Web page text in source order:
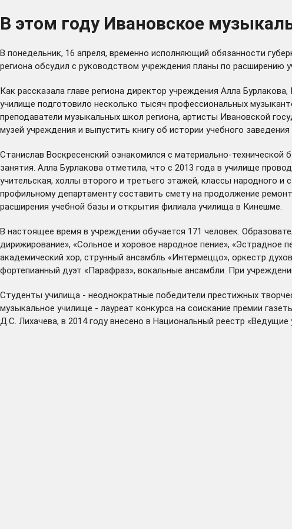
В этом году Ивановское
В понедельник, 16 апреля, временно исполняющий обязанности
региона обсудил с руководством учреждения планы по
Как рассказала главе региона директор учреждения Алла
училище подготовило несколько тысяч профессиональных
преподаватели музыкальных школ региона, артисты Ивановской
музей учреждения и выпустить книгу об истории учебного заведения
Станислав Воскресенский ознакомился с материально-
занятия. Алла Бурлакова отметила, что с 2013 года в училище
учительская, холлы второго и третьего этажей, классы народного
профильному департаменту составить смету на продолжение
расширения учебной базы и открытия филиала училища в Кинешме.
В настоящее время в учреждении обучается 171 человек.
дирижирование», «Сольное и хоровое народное пение», «Эстрадное
академический хор, струнный ансамбль «Интермеццо», оркестр
фортепианный дуэт «Парафраз», вокальные ансамбли. При
Студенты училища - неоднократные победители престижных
музыкальное училище - лауреат конкурса на соискание премии
Д.С. Лихачева, в 2014 году внесено в Национальный реестр «Ведущие